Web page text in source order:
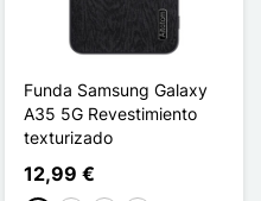
Funda Samsung Galaxy
A35 5G Revestimiento
texturizado
12,99 €